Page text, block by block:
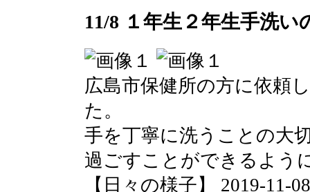
11/8 １年生２年生手洗い
広島市保健所の方に依頼
た。
手を丁寧に洗うことの大
過ごすことができるよう
【日々の様子】 2019-11-